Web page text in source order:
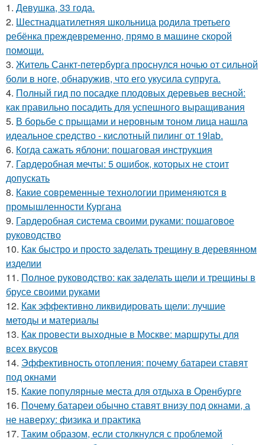
1. Девушка, 33 года.
2. Шестнадцатилетняя школьница родила третьего
ребёнка преждевременно, прямо в машине скорой
помощи.
3. Житель Санкт-петербурга проснулся ночью от сильной
боли в ноге, обнаружив, что его укусила супруга.
4. Полный гид по посадке плодовых деревьев весной:
как правильно посадить для успешного выращивания
5. В борьбе с прыщами и неровным тоном лица нашла
идеальное средство - кислотный пилинг от 19lab.
6. Когда сажать яблони: пошаговая инструкция
7. Гардеробная мечты: 5 ошибок, которых не стоит
допускать
8. Какие современные технологии применяются в
промышленности Кургана
9. Гардеробная система своими руками: пошаговое
руководство
10. Как быстро и просто заделать трещину в деревянном
изделии
11. Полное руководство: как заделать щели и трещины в
брусе своими руками
12. Как эффективно ликвидировать щели: лучшие
методы и материалы
13. Как провести выходные в Москве: маршруты для
всех вкусов
14. Эффективность отопления: почему батареи ставят
под окнами
15. Какие популярные места для отдыха в Оренбурге
16. Почему батареи обычно ставят внизу под окнами, а
не наверху: физика и практика
17. Таким образом, если столкнулся с проблемой